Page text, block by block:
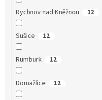
Rychnov nad Kněžnou 12
Sušice 12
Rumburk 12
Domažlice 12